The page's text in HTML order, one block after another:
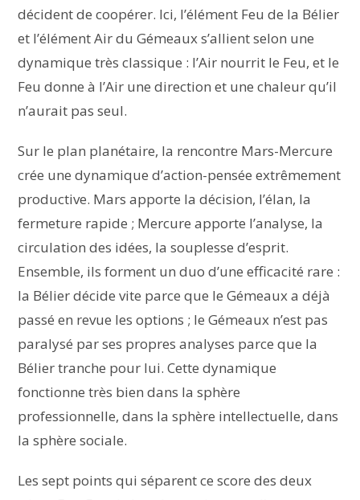
décident de coopérer. Ici, l’élément Feu de la Bélier
et l’élément Air du Gémeaux s’allient selon une
dynamique très classique : l’Air nourrit le Feu, et le
Feu donne à l’Air une direction et une chaleur qu’il
n’aurait pas seul.
Sur le plan planétaire, la rencontre Mars-Mercure
crée une dynamique d’action-pensée extrêmement
productive. Mars apporte la décision, l’élan, la
fermeture rapide ; Mercure apporte l’analyse, la
circulation des idées, la souplesse d’esprit.
Ensemble, ils forment un duo d’une efficacité rare :
la Bélier décide vite parce que le Gémeaux a déjà
passé en revue les options ; le Gémeaux n’est pas
paralysé par ses propres analyses parce que la
Bélier tranche pour lui. Cette dynamique
fonctionne très bien dans la sphère
professionnelle, dans la sphère intellectuelle, dans
la sphère sociale.
Les sept points qui séparent ce score des deux